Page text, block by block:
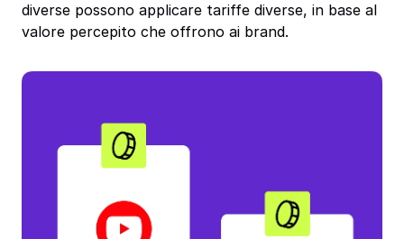
diverse possono applicare tariffe diverse, in base al
valore percepito che offrono ai brand.